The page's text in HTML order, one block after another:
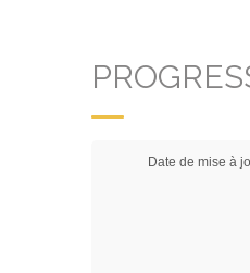
Date de mise à